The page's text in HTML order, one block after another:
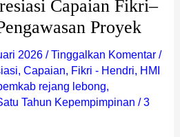
Capaian Fikri–
Proyek
2026 /Tinggalkan Komentar /
, Capaian, Fikri - Hendri, HMI
rejang lebong,
Tahun Kepempimpinan /3